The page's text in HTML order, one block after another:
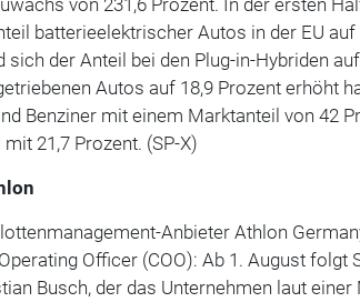
batterieelektrischer Autos in der EU auf
sich der Anteil bei den Plug-in-Hybriden
Autos auf 18,9 Prozent erhöht
Benziner mit einem Marktanteil von 42
21,7 Prozent. (SP-X)
AnbieterAthlon
Officer (COO): Ab 1. August folgt
Busch, der das Unternehmen laut einer